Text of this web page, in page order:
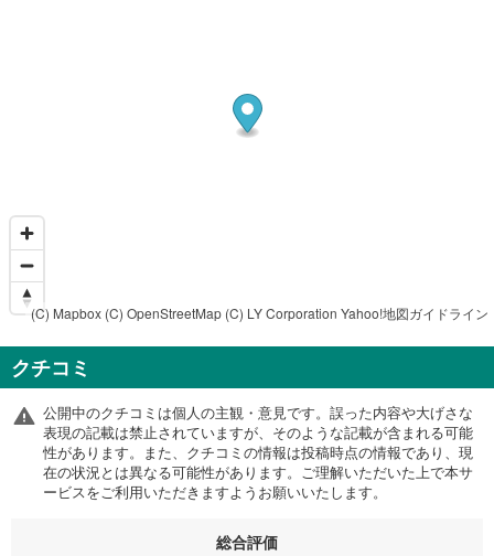
(C) Mapbox (C) OpenStreetMap (C) LY Corporation Yahoo!地図ガイドライン
クチコミ
公開中のクチコミは個人の主観・意見です。誤った内容や大げさな
表現の記載は禁止されていますが、そのような記載が含まれる可能
性があります。また、クチコミの情報は投稿時点の情報であり、現
在の状況とは異なる可能性があります。ご理解いただいた上で本サ
ービスをご利用いただきますようお願いいたします。
総合評価